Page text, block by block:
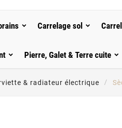
Carrelage sol
Pierre, Galet & Terre cuite
& radiateur électrique